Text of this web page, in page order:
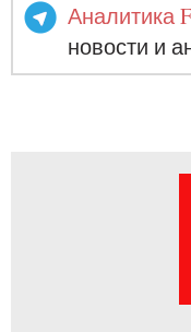
Аналитика
новости и